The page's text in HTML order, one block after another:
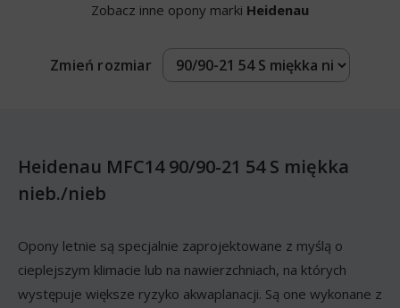
Zobacz inne opony marki Heidenau
Zmień rozmiar
Heidenau MFC14 90/90-21 54 S miękka
nieb./nieb
Opony letnie są specjalnie zaprojektowane z myślą o
cieplejszym klimacie lub na nawierzchniach, na których
występuje większe ryzyko akwaplanacji. Są one wykonane z